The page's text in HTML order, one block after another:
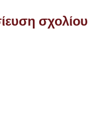
σχολίου